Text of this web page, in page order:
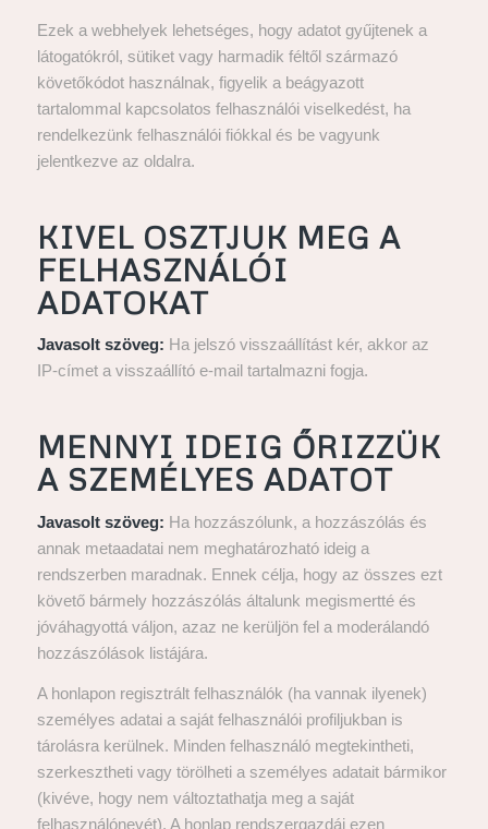
Ezek a webhelyek lehetséges, hogy adatot gyűjtenek a
látogatókról, sütiket vagy harmadik féltől származó
követőkódot használnak, figyelik a beágyazott
tartalommal kapcsolatos felhasználói viselkedést, ha
rendelkezünk felhasználói fiókkal és be vagyunk
jelentkezve az oldalra.
KIVEL OSZTJUK MEG A
FELHASZNÁLÓI
ADATOKAT
Javasolt szöveg: Ha jelszó visszaállítást kér, akkor az
IP-címet a visszaállító e-mail tartalmazni fogja.
MENNYI IDEIG ŐRIZZÜK
A SZEMÉLYES ADATOT
Javasolt szöveg: Ha hozzászólunk, a hozzászólás és
annak metaadatai nem meghatározható ideig a
rendszerben maradnak. Ennek célja, hogy az összes ezt
követő bármely hozzászólás általunk megismertté és
jóváhagyottá váljon, azaz ne kerüljön fel a moderálandó
hozzászólások listájára.
A honlapon regisztrált felhasználók (ha vannak ilyenek)
személyes adatai a saját felhasználói profiljukban is
tárolásra kerülnek. Minden felhasználó megtekintheti,
szerkesztheti vagy törölheti a személyes adatait bármikor
(kivéve, hogy nem változtathatja meg a saját
felhasználónevét). A honlap rendszergazdái ezen